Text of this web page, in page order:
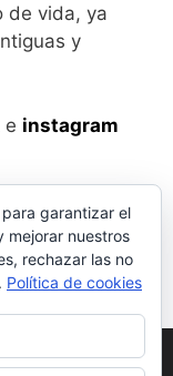
de vida, ya
y
e instagram
garantizar el
mejorar nuestros
rechazar las no
Política de cookies